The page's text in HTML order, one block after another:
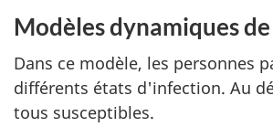
Modèles dynamiques
Dans ce modèle, les personnes
différents états d'infection. Au
tous susceptibles.